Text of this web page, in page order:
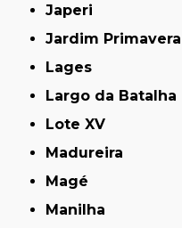
Japeri
Jardim Primavera
Lages
Largo da Batalha
Lote XV
Madureira
Magé
Manilha